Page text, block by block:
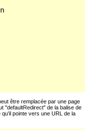
être remplacée par une page
"defaultRedirect" de la balise de
pointe vers une URL de la